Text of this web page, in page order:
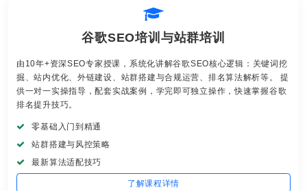
谷歌SEO培训与站群培训
由10年+资深SEO专家授课，系统化讲解谷歌SEO核心逻辑：关键词挖
掘、站内优化、外链建设、站群搭建与合规运营、排名算法解析等。 提
供一对一实操指导，配套实战案例，学完即可独立操作，快速掌握谷歌
排名提升技巧。
零基础入门到精通
站群搭建与风控策略
最新算法适配技巧
了解课程详情